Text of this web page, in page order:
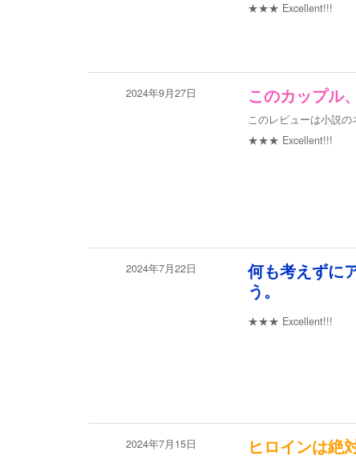
★★★ Excellent!!!
2024年9月27日 このカップル
このレビューは小説の
★★★ Excellent!!!
2024年7月22日
何も考えずに
う。
★★★ Excellent!!!
2024年7月15日 ヒロインは絶